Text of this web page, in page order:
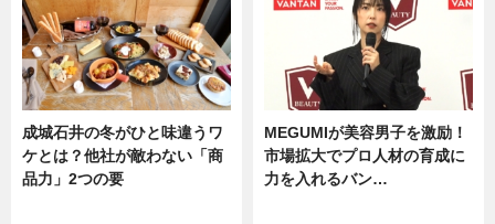
成城石井の冬がひと味違うワ
ケとは？他社が敵わない「商
品力」2つの要
MEGUMIが美容男子を激励！
市場拡大でプロ人材の育成に
力を入れるバン…